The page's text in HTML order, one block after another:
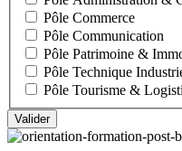
Pôle Commerce
Pôle Communication
Pôle Patrimoine &
Pôle Technique
Pôle Tourisme &